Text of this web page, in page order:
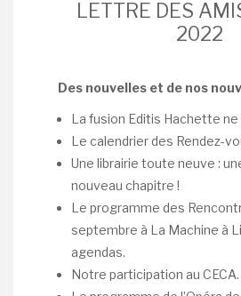
LETTRE DES
2022
Des nouvelles et de nos
La fusion Editis Hachette ne
Le calendrier des Rendez-
Une librairie toute neuve :
nouveau chapitre !
Le programme des
septembre à La Machine à
agendas.
Notre participation au CECA.